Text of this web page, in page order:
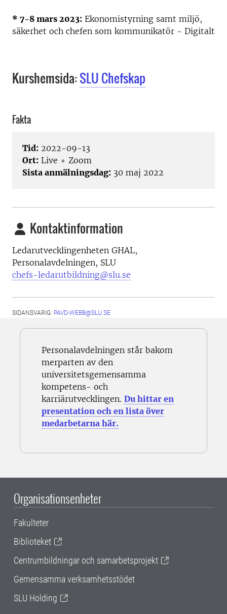
* 7-8 mars 2023: Ekonomistyrning samt miljö,
säkerhet och chefen som kommunikatör - Digitalt
Kurshemsida:SLU Chefskap
Fakta
Tid: 2022-09-13
Ort: Live + Zoom
Sista anmälningsdag: 30 maj 2022
Kontaktinformation
Ledarutvecklingenheten GHAL,
Personalavdelningen, SLU
chefs-ledarutbildning@slu.se
SIDANSVARIG: PAVD-WEBB@SLU.SE
Personalavdelningen står bakom
merparten av den
universitetsgemensamma
kompetens- och
karriärutvecklingen. Du hittar en
presentation och en lista över
medarbetarna här.
Organisationsenheter
Fakulteter
Biblioteket
Centrumbildningar och samarbetsprojekt
Gemensamma verksamhetsstödet
SLU Holding